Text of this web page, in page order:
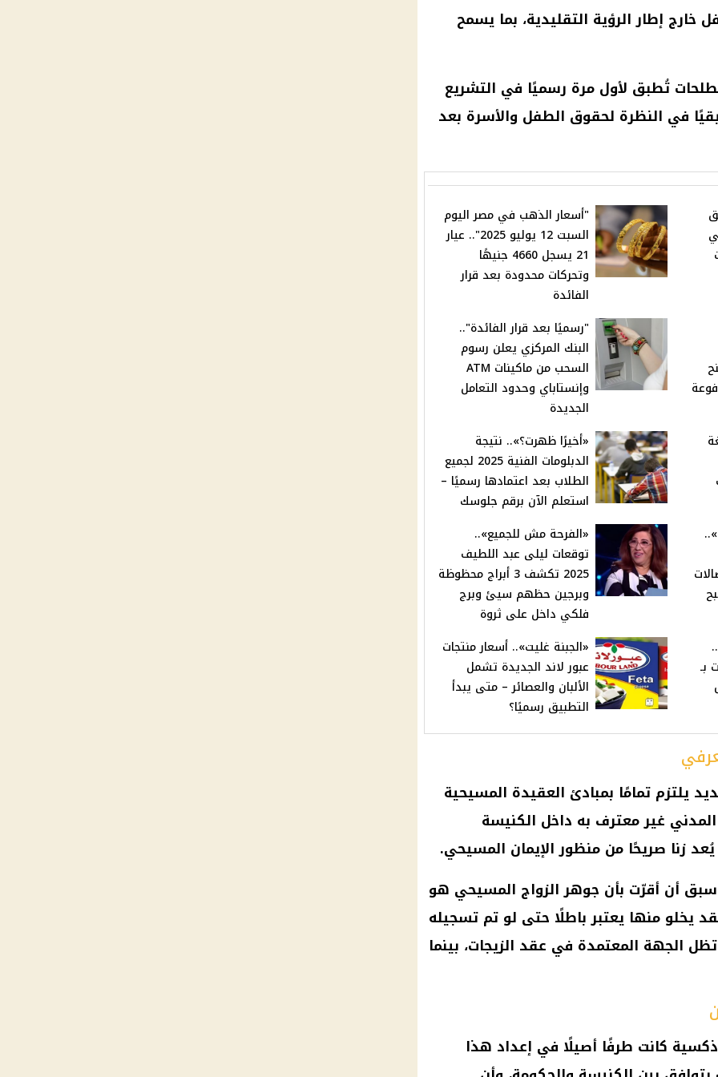
خارج إطار الرؤية التقليدية، بما يسمح
تُطبق لأول مرة رسميًا في التشريع
في النظرة لحقوق الطفل والأسرة بعد
"أسعار الذهب في مصر اليوم
السبت 12 يوليو 2025".. عيار
21 يسجل 4660 جنيهًا
وتحركات محدودة بعد قرار
الفائدة
"رسميًا بعد قرار الفائدة"..
البنك المركزي يعلن رسوم
السحب من ماكينات ATM
وإنستاباي وحدود التعامل
الجديدة
«أخيرًا ظهرت؟».. نتيجة
الدبلومات الفنية 2025 لجميع
الطلاب بعد اعتمادها رسميًا –
استعلم الآن برقم جلوسك
«الفرحة مش للجميع»..
توقعات ليلى عبد اللطيف
2025 تكشف 3 أبراج محظوظة
وبرجين حظهم سيئ وبرج
فلكي داخل على ثروة
بـ
«الجبنة غليت».. أسعار منتجات
عبور لاند الجديدة تشمل
الألبان والعصائر – متى يبدأ
التطبيق رسميًا؟
يلتزم تمامًا بمبادئ العقيدة المسيحية
غير معترف به داخل الكنيسة
يُعد زنا صريحًا من منظور الإيمان المسيحي.
أن أقرّت بأن جوهر الزواج المسيحي هو
يخلو منها يعتبر باطلًا حتى لو تم تسجيله
الجهة المعتمدة في عقد الزيجات، بينما
كانت طرفًا أصيلًا في إعداد هذا